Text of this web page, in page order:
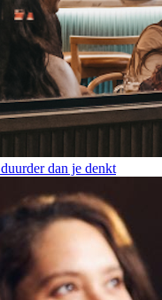
dan je denkt